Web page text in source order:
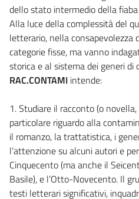
dello stato intermedio della
Alla luce della complessità del
letterario, nella consapevolezza
categorie fisse, ma vanno
storica e al sistema dei generi
RAC.CONTAMI intende:
1. Studiare il racconto (o
particolare riguardo alla
il romanzo, la trattatistica, i
l’attenzione su alcuni autori e
Cinquecento (ma anche il
Basile), e l’Otto-Novecento. Il
testi letterari significativi,